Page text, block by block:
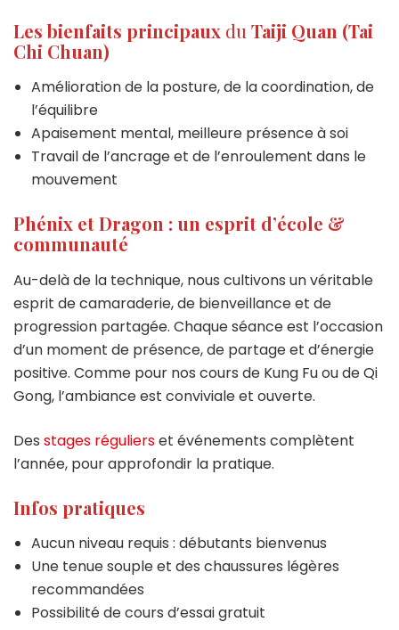
Les bienfaits principaux du Taiji Quan (Tai
Chi Chuan)
Amélioration de la posture, de la coordination, de
l’équilibre
Apaisement mental, meilleure présence à soi
Travail de l’ancrage et de l’enroulement dans le
mouvement
Phénix et Dragon : un esprit d’école &
communauté
Au-delà de la technique, nous cultivons un véritable
esprit de camaraderie, de bienveillance et de
progression partagée. Chaque séance est l’occasion
d’un moment de présence, de partage et d’énergie
positive. Comme pour nos cours de Kung Fu ou de Qi
Gong, l’ambiance est conviviale et ouverte.
Des stages régulierset événements complètent
l’année, pour approfondir la pratique.
Infos pratiques
Aucun niveau requis : débutants bienvenus
Une tenue souple et des chaussures légères
recommandées
Possibilité de cours d’essai gratuit